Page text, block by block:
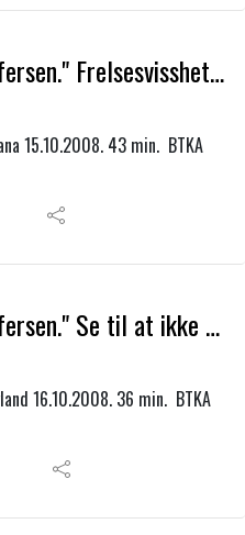
Einar Kristoffersen." Frelsesvissheten er grunnet i Guds ord."
15.10.2008. 43 min. BTKA
Einar Kristoffersen." Se til at ikke noen forfører dere."
16.10.2008. 36 min. BTKA